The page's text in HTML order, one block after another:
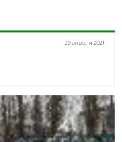
29 апреля 2021